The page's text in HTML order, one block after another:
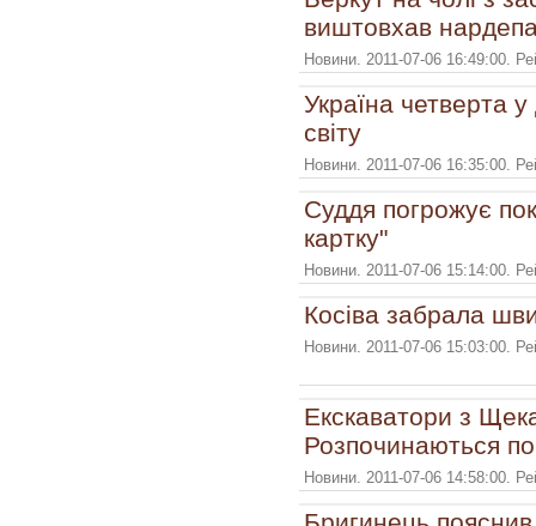
виштовхав
Новини. 2011-07-06 16:49:00.
Україна четверта у
світу
Новини. 2011-07-06 16:35:00.
Суддя погрожує
картку"
Новини. 2011-07-06 15:14:00.
Косіва забрала
Новини. 2011-07-06 15:03:00.
Екскаватори з
Розпочинаються
Новини. 2011-07-06 14:58:00.